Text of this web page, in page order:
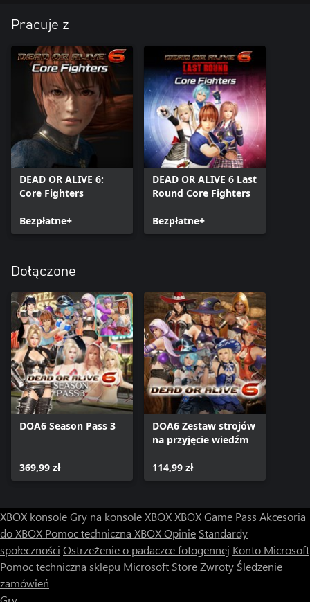
Pracuje z
DEAD OR ALIVE 6:
Core Fighters
Bezpłatne+
DEAD OR ALIVE 6 Last
Round Core Fighters
Bezpłatne+
Dołączone
DOA6 Season Pass 3
369,99 zł
DOA6 Zestaw strojów
na przyjęcie wiedźm
114,99 zł
XBOX konsoleGry na konsole XBOXXBOX Game Pass Akcesoria
do XBOX Pomoc techniczna XBOXOpinie Standardy
społeczności Ostrzeżenie o padaczce fotogennej Konto Microsoft
Pomoc techniczna sklepu Microsoft StoreZwroty Śledzenie
zamówień